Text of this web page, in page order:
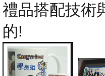
禮品搭配技術
的!